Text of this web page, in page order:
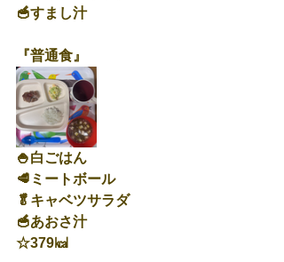
🥣すまし汁
『普通食』
🍚白ごはん
🥩ミートボール
🥬キャベツサラダ
🥣あおさ汁
☆379㎉